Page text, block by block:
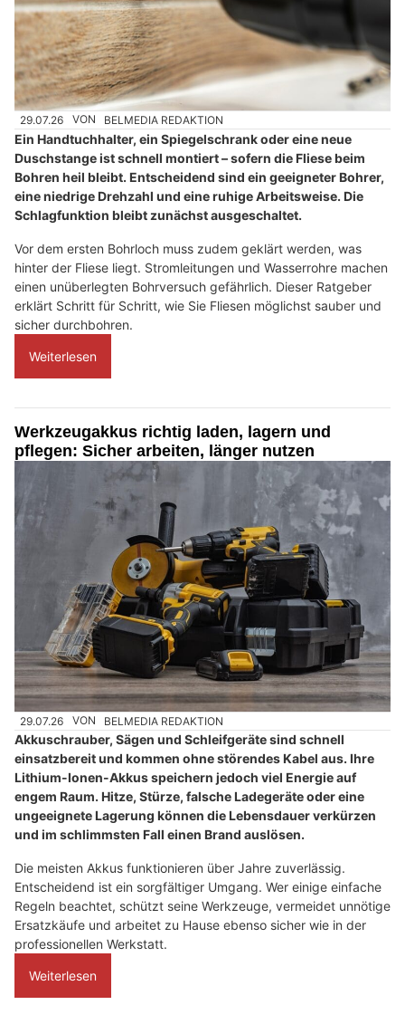
29.07.26 VON BELMEDIA REDAKTION
Ein Handtuchhalter, ein Spiegelschrank oder eine neue
Duschstange ist schnell montiert – sofern die Fliese beim
Bohren heil bleibt. Entscheidend sind ein geeigneter Bohrer,
eine niedrige Drehzahl und eine ruhige Arbeitsweise. Die
Schlagfunktion bleibt zunächst ausgeschaltet.
Vor dem ersten Bohrloch muss zudem geklärt werden, was
hinter der Fliese liegt. Stromleitungen und Wasserrohre machen
einen unüberlegten Bohrversuch gefährlich. Dieser Ratgeber
erklärt Schritt für Schritt, wie Sie Fliesen möglichst sauber und
sicher durchbohren.
Weiterlesen
Werkzeugakkus richtig laden, lagern und
pflegen: Sicher arbeiten, länger nutzen
29.07.26 VON BELMEDIA REDAKTION
Akkuschrauber, Sägen und Schleifgeräte sind schnell
einsatzbereit und kommen ohne störendes Kabel aus. Ihre
Lithium-Ionen-Akkus speichern jedoch viel Energie auf
engem Raum. Hitze, Stürze, falsche Ladegeräte oder eine
ungeeignete Lagerung können die Lebensdauer verkürzen
und im schlimmsten Fall einen Brand auslösen.
Die meisten Akkus funktionieren über Jahre zuverlässig.
Entscheidend ist ein sorgfältiger Umgang. Wer einige einfache
Regeln beachtet, schützt seine Werkzeuge, vermeidet unnötige
Ersatzkäufe und arbeitet zu Hause ebenso sicher wie in der
professionellen Werkstatt.
Weiterlesen